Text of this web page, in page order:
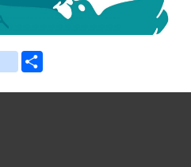
LinkedIngoogle_bookmarks